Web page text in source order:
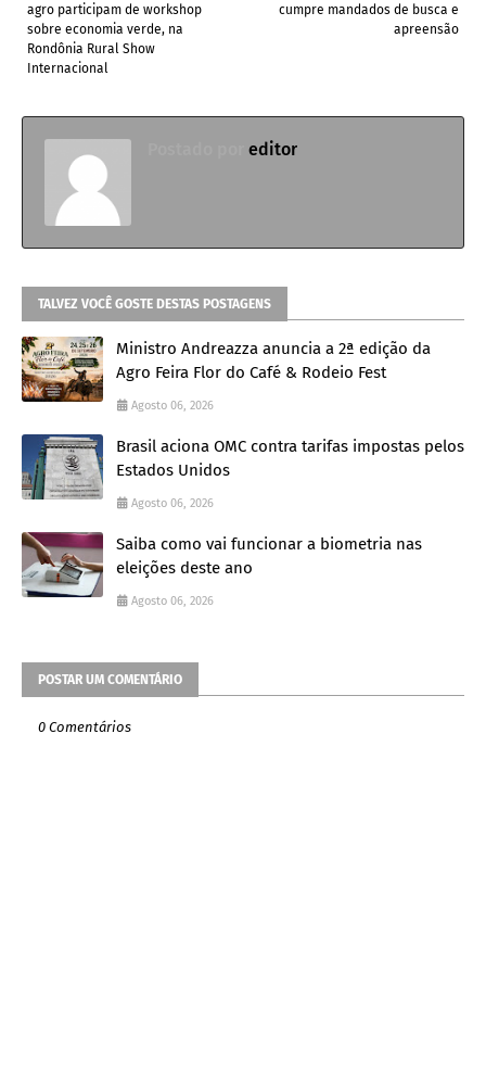
cumpre mandados de busca e
apreensão
agro participam de workshop
sobre economia verde, na
Rondônia Rural Show
Internacional
editor
TALVEZ VOCÊ GOSTE DESTAS POSTAGENS
Ministro Andreazza anuncia a 2ª edição da
Agro Feira Flor do Café & Rodeio Fest
Agosto 06, 2026
Brasil aciona OMC contra tarifas impostas pelos
Estados Unidos
Agosto 06, 2026
Saiba como vai funcionar a biometria nas
eleições deste ano
Agosto 06, 2026
POSTAR UM COMENTÁRIO
0 Comentários